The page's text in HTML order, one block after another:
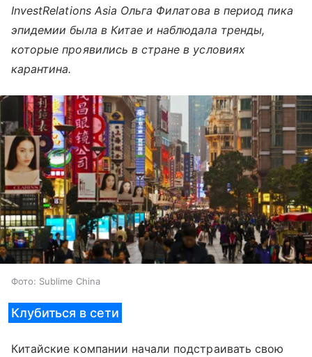
InvestRelations Asia Ольга Филатова в период пика
эпидемии была в Китае и наблюдала тренды,
которые проявились в стране в условиях
карантина.
Фото: Sublime China
Клубиться в сети
Китайские компании начали подстраивать свою